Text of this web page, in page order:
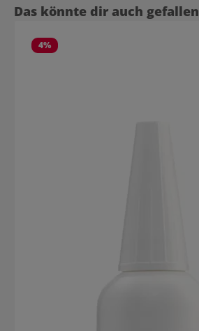
Produktgalerie überspringen
Das könnte dir auch gefallen
4%